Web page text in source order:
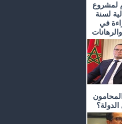
لمشروع
لسنة
قراءة في